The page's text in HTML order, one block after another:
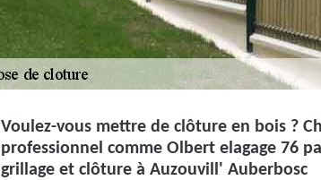
Voulez-vous mettre de clôture en bois ?
professionnel comme Olbert elagage 76
grillage et clôture à Auzouvill' Auberbosc